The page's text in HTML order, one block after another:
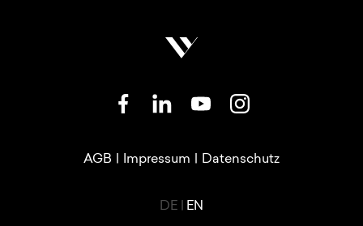
SOZIALE NETZWERKE
RECHTLICHE LINKS
AGB Impressum Datenschutz
LANGUAGE SWITCHER
DE EN